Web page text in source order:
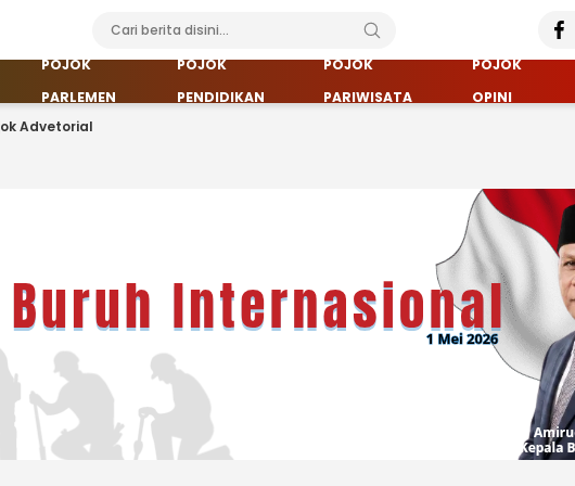
POJOK
PARLEMEN
POJOK
PENDIDIKAN
POJOK
PARIWISATA
POJOK
OPINI
Advetorial